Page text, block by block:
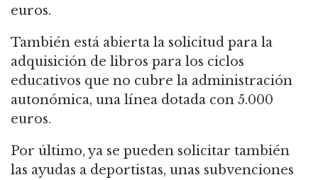
euros.
También está abierta la solicitud para la
adquisición de libros para los ciclos
educativos que no cubre la administración
autonómica, una línea dotada con 5.000
euros.
Por último, ya se pueden solicitar también
las ayudas a deportistas, unas subvenciones